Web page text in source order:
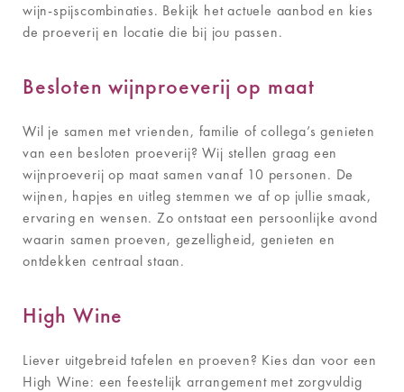
wijn-spijscombinaties. Bekijk het actuele aanbod en kies
de proeverij en locatie die bij jou passen.
Besloten wijnproeverij op maat
Wil je samen met vrienden, familie of collega’s genieten
van een besloten proeverij? Wij stellen graag een
wijnproeverij op maat samen vanaf 10 personen. De
wijnen, hapjes en uitleg stemmen we af op jullie smaak,
ervaring en wensen. Zo ontstaat een persoonlijke avond
waarin samen proeven, gezelligheid, genieten en
ontdekken centraal staan.
High Wine
Liever uitgebreid tafelen en proeven? Kies dan voor een
High Wine: een feestelijk arrangement met zorgvuldig